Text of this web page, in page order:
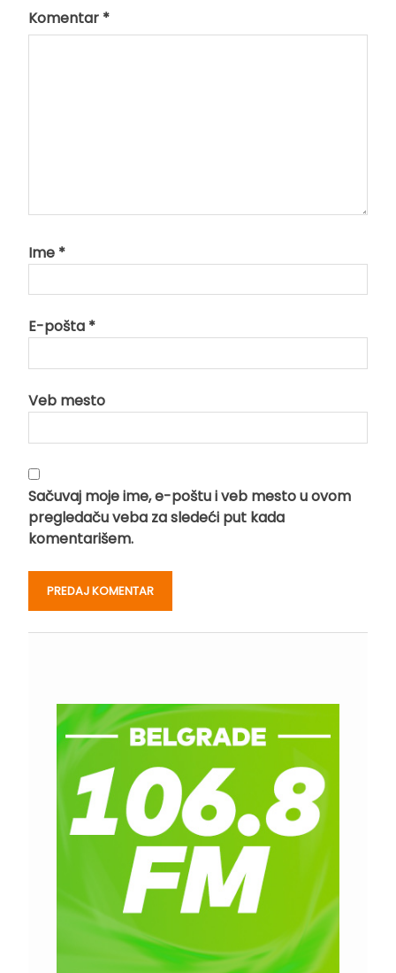
Komentar *
Ime *
E-pošta *
Veb mesto
Sačuvaj moje ime, e-poštu i veb mesto u ovom
pregledaču veba za sledeći put kada
komentarišem.